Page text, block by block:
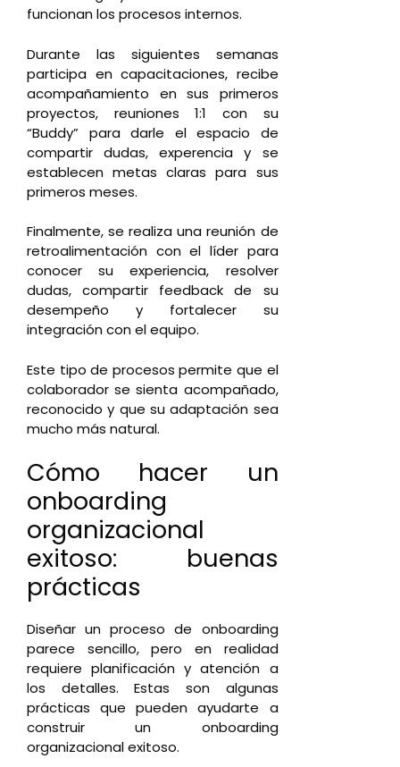
funcionan los procesos internos.
Durante las siguientes semanas
participa en capacitaciones, recibe
acompañamiento en sus primeros
proyectos, reuniones 1:1 con su
“Buddy” para darle el espacio de
compartir dudas, experencia y se
establecen metas claras para sus
primeros meses.
Finalmente, se realiza una reunión de
retroalimentación con el líder para
conocer su experiencia, resolver
dudas, compartir feedback de su
desempeño y fortalecer su
integración con el equipo.
Este tipo de procesos permite que el
colaborador se sienta acompañado,
reconocido y que su adaptación sea
mucho más natural.
Cómo hacer un
onboarding
organizacional
exitoso: buenas
prácticas
Diseñar un proceso de onboarding
parece sencillo, pero en realidad
requiere planificación y atención a
los detalles. Estas son algunas
prácticas que pueden ayudarte a
construir un onboarding
organizacional exitoso.